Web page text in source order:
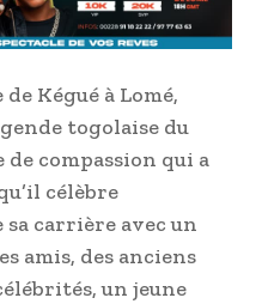
Kégué à Lomé,
togolaise du
compassion qui a
célèbre
sa carrière avec un
amis, des anciens
un jeune